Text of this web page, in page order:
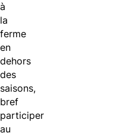
à
la
ferme
en
dehors
des
saisons,
bref
participer
au